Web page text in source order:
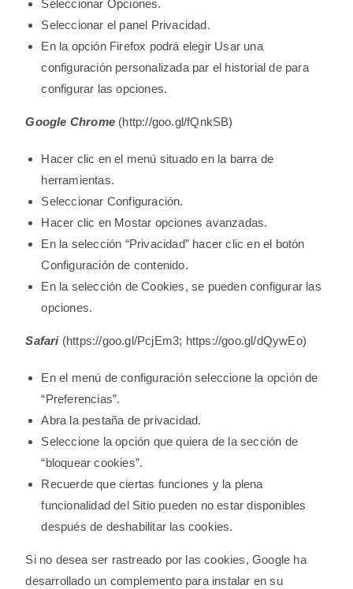
Seleccionar Opciones.
Seleccionar el panel Privacidad.
En la opción Firefox podrá elegir Usar una
configuración personalizada par el historial de para
configurar las opciones.
Google Chrome (http://goo.gl/fQnkSB)
Hacer clic en el menú situado en la barra de
herramientas.
Seleccionar Configuración.
Hacer clic en Mostar opciones avanzadas.
En la selección “Privacidad” hacer clic en el botón
Configuración de contenido.
En la selección de Cookies, se pueden configurar las
opciones.
Safari(https://goo.gl/PcjEm3; https://goo.gl/dQywEo)
En el menú de configuración seleccione la opción de
“Preferencias”.
Abra la pestaña de privacidad.
Seleccione la opción que quiera de la sección de
“bloquear cookies”.
Recuerde que ciertas funciones y la plena
funcionalidad del Sitio pueden no estar disponibles
después de deshabilitar las cookies.
Si no desea ser rastreado por las cookies, Google ha
desarrollado un complemento para instalar en su